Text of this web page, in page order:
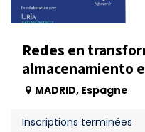
Redes en
almacenamiento
MADRID, Espagne
Inscriptions terminées